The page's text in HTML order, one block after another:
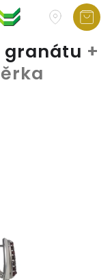
granátu +